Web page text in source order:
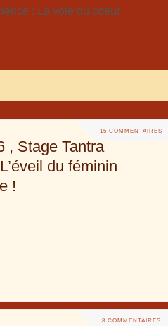
15 COMMENTAIRES
, Stage Tantra
du féminin
!
8 COMMENTAIRES